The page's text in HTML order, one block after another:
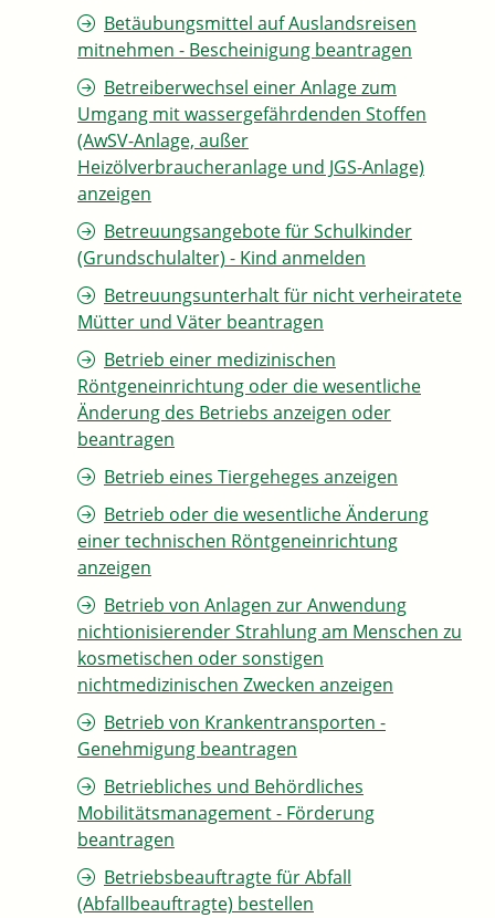
Betäubungsmittel auf Auslandsreisen
mitnehmen - Bescheinigung beantragen
Betreiberwechsel einer Anlage zum
Umgang mit wassergefährdenden Stoffen
(AwSV-Anlage, außer
Heizölverbraucheranlage und JGS-Anlage)
anzeigen
Betreuungsangebote für Schulkinder
(Grundschulalter) - Kind anmelden
Betreuungsunterhalt für nicht verheiratete
Mütter und Väter beantragen
Betrieb einer medizinischen
Röntgeneinrichtung oder die wesentliche
Änderung des Betriebs anzeigen oder
beantragen
Betrieb eines Tiergeheges anzeigen
Betrieb oder die wesentliche Änderung
einer technischen Röntgeneinrichtung
anzeigen
Betrieb von Anlagen zur Anwendung
nichtionisierender Strahlung am Menschen zu
kosmetischen oder sonstigen
nichtmedizinischen Zwecken anzeigen
Betrieb von Krankentransporten -
Genehmigung beantragen
Betriebliches und Behördliches
Mobilitätsmanagement - Förderung
beantragen
Betriebsbeauftragte für Abfall
(Abfallbeauftragte) bestellen